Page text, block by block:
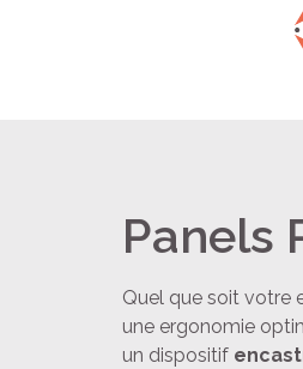
Panels
Quel que soit votre
une ergonomie
un dispositif